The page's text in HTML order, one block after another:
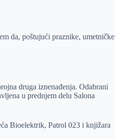
da, poštujući praznike, umetničke
druga iznenađenja. Odabrani
u prednjem delu Salona
Bioelektrik, Patrol 023 i knjižara